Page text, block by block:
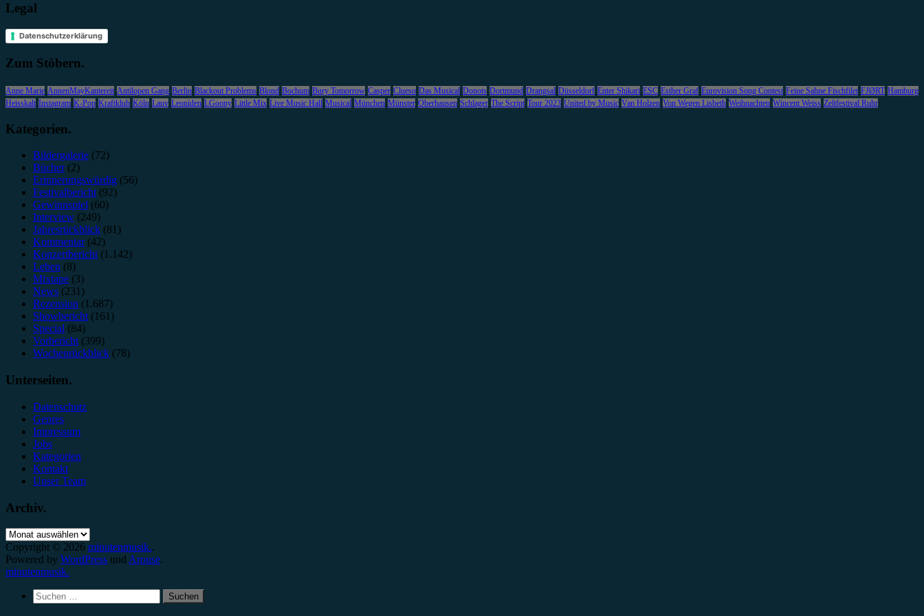
Legal
Datenschutzerklärung
Zum Stöbern.
Anne Marie AnnenMayKantereit Antilopen Gang Berlin Blackout Problems Blond Bochum Bury Tomorrow Casper Clueso Das Musical Donots Dortmund Drangsal Düsseldorf Enter Shikari ESC Esther Graf Eurovision Song Contest Feine Sahne Fischfilet FJØRT Hamburg
Heisskalt Instagram K-Pop Kraftklub Köln Lauv Leoniden LGoony Little Mix Live Music Hall Musical München Münster Oberhausen Schlager The Script Tour 2023 United by Music Van Holzen Von Wegen Lisbeth Weihnachten Wincent Weiss Zeltfestival Ruhr
Kategorien.
Bildergalerie (72)
Bücher(2)
Erinnerungswürdig (56)
Festivalbericht(92)
Gewinnspiel (60)
Interview (249)
Jahresrückblick (81)
Kommentar(42)
Konzertbericht(1.142)
Leben (8)
Mixtape (3)
News (231)
Rezension (1.687)
Showbericht(161)
Special (84)
Vorbericht(399)
Wochenrückblick (78)
Unterseiten.
Datenschutz
Genres
Impressum
Jobs
Kategorien
Kontakt
Unser Team
Archiv.
Archiv.
Copyright © 2026 minutenmusik..
Powered by WordPress und Arouse.
minutenmusik.
Suchen
nach: